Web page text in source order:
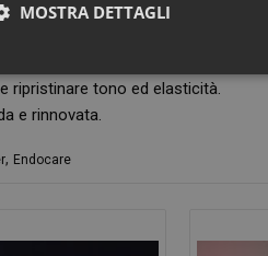
e compattezza,
sistema in nanovescicole
ripristinare tono ed elasticità.
e rinnovata.
, Endocare
MOSTRA DETTAGLI